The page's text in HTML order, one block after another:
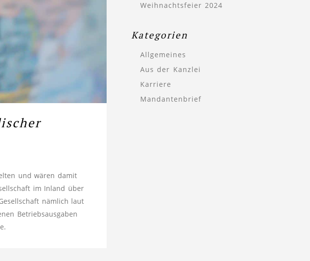
und wären damit
im Inland über
nämlich laut
Betriebsausgaben
Weihnachtsfeier 2024
Kategorien
Allgemeines
Aus der Kanzlei
Karriere
Mandantenbrief